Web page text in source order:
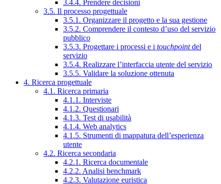
3.4.4. Prendere decisioni
3.5. Il processo progettuale
3.5.1. Organizzare il progetto e la sua gestione
3.5.2. Comprendere il contesto d’uso del servizio
pubblico
3.5.3. Progettare i processi e i touchpointdel
servizio
3.5.4. Realizzare l’interfaccia utente del servizio
3.5.5. Validare la soluzione ottenuta
4. Ricerca progettuale
4.1. Ricerca primaria
4.1.1. Interviste
4.1.2. Questionari
4.1.3. Test di usabilità
4.1.4. Web analytics
4.1.5. Strumenti di mappatura dell’esperienza
utente
4.2. Ricerca secondaria
4.2.1. Ricerca documentale
4.2.2. Analisi benchmark
4.2.3. Valutazione euristica